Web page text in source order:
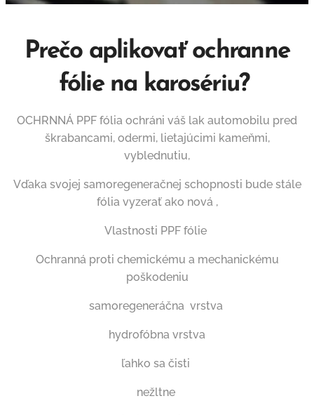
Prečo aplikovať ochranne
fólie na karosériu?
OCHRNNÁ PPF fólia ochráni váš lak automobilu pred
škrabancami, odermi, lietajúcimi kameňmi,
vyblednutiu,
Vďaka svojej samoregeneračnej schopnosti bude stále
fólia vyzerať ako nová ,
Vlastnosti PPF fólie
Ochranná proti chemickému a mechanickému
poškodeniu
samoregeneráčna vrstva
hydrofóbna vrstva
ľahko sa čisti
nežltne